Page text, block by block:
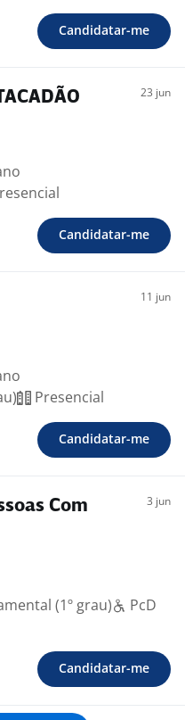
Candidatar-me
23 jun
Candidatar-me
11 jun
Presencial
Candidatar-me
Com
3 jun
(1º grau)
PcD
Candidatar-me